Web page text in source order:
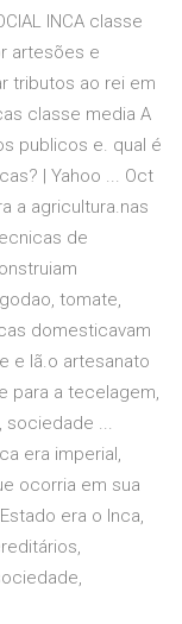
INCA classe
artesões e
tributos ao rei em
classe media A
publicos e. qual é
| Yahoo ... Oct
a agricultura.nas
de
tomate,
domesticavam
e lã.o artesanato
para a tecelagem,
sociedade ...
era imperial,
ocorria em sua
era o Inca,